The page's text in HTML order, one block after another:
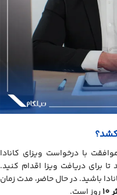
با درخواست ویزای کانادا
روز فرصت دارید تا برای دریافت ویزا اقدام کنید.
باشید. در حال حاضر، مدت زمان
روزاست.